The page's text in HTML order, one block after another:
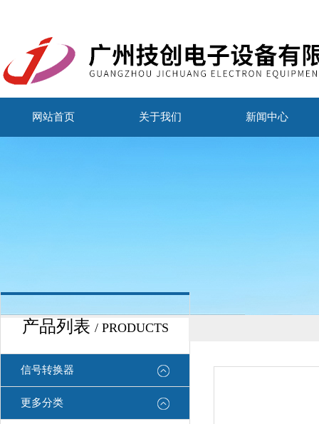
网站首页 关于我们 新闻中心
产品列表 / PRODUCTS
信号转换器
更多分类